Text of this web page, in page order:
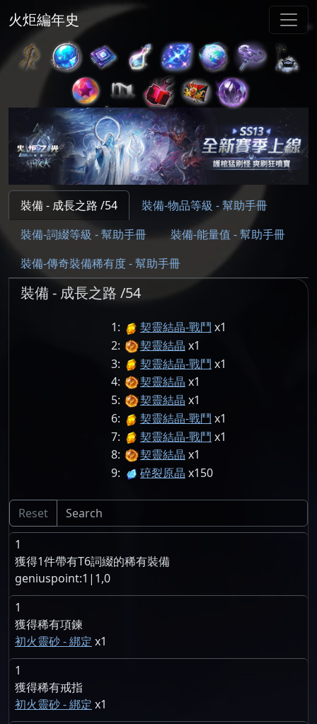
火炬編年史
裝備 - 成長之路 /54
裝備-物品等級 - 幫助手冊
裝備-詞綴等級 - 幫助手冊
裝備-能量值 - 幫助手冊
裝備-傳奇裝備稀有度 - 幫助手冊
裝備 - 成長之路 /54
1: 契靈結晶-戰鬥
1
2:
契靈結晶
1
3:
契靈結晶-戰鬥
1
4:
契靈結晶
1
5:
契靈結晶
1
6:
契靈結晶-戰鬥
1
7:
契靈結晶-戰鬥
1
8:
契靈結晶
1
9:
碎裂原晶 150
Reset
1
獲得1件帶有T6詞綴的稀有裝備
geniuspoint:1|1,0
1
獲得稀有項鍊
初火靈砂 - 綁定
1
1
獲得稀有戒指
初火靈砂 - 綁定
1